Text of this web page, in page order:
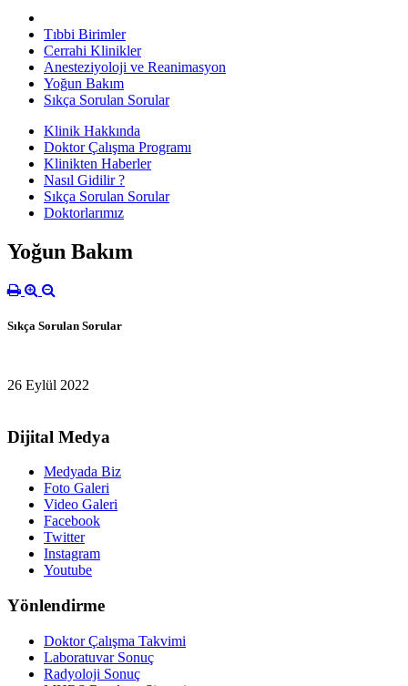
Tıbbi Birimler
Cerrahi Klinikler
Anesteziyoloji ve Reanimasyon
Yoğun Bakım
Sıkça Sorulan Sorular
Klinik Hakkında
Doktor Çalışma Programı
Klinikten Haberler
Nasıl Gidilir ?
Sıkça Sorulan Sorular
Doktorlarımız
Yoğun Bakım
Sıkça Sorulan Sorular
26 Eylül 2022
Dijital Medya
Medyada Biz
Foto Galeri
Video Galeri
Facebook
Twitter
Instagram
Youtube
Yönlendirme
Doktor Çalışma Takvimi
Laboratuvar Sonuç
Radyoloji Sonuç